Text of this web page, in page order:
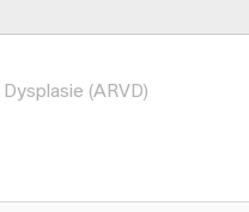
(ARVD)